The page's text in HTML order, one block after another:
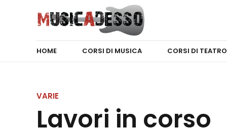
HOME CORSI DI MUSICA CORSI DI TEATRO
VARIE
Lavori in corso